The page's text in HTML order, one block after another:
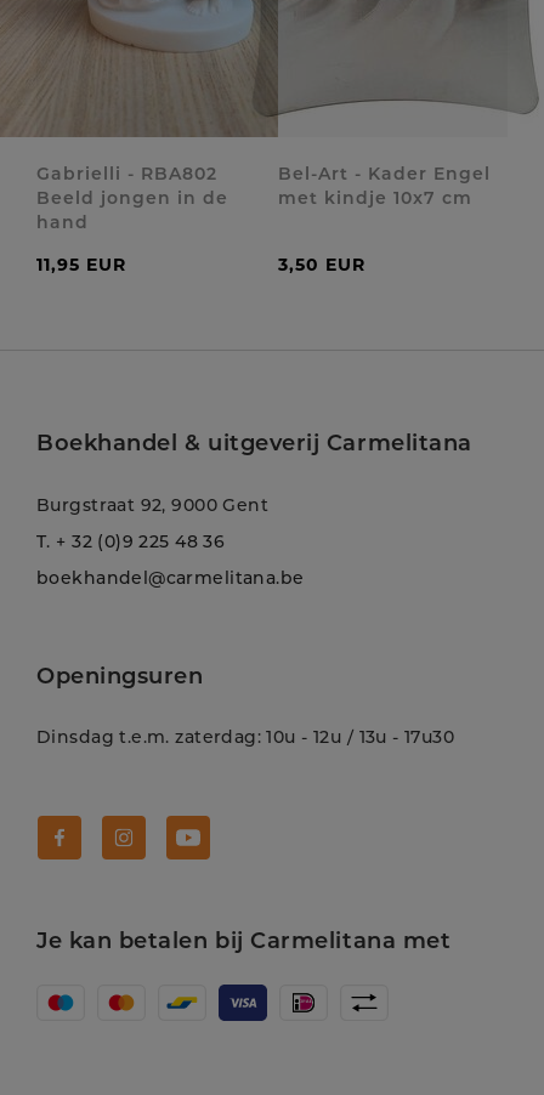
Gabrielli - RBA802
Beeld jongen in de
hand
11,95 EUR
Bel-Art - Kader Engel
met kindje 10x7 cm
3,50 EUR
Boekhandel & uitgeverij Carmelitana
Burgstraat 92, 9000 Gent
T. + 32 (0)9 225 48 36
boekhandel@carmelitana.be
Openingsuren
Dinsdag t.e.m. zaterdag: 10u - 12u / 13u - 17u30
Je kan betalen bij Carmelitana met